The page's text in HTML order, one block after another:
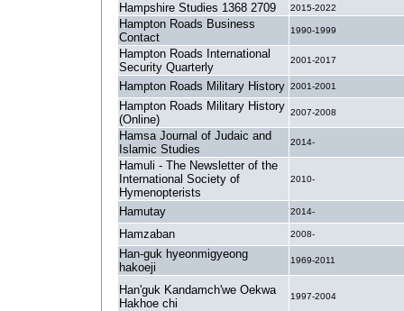
Hampshire Studies 1368 2709 2015-2022
Hampton Roads Business
Contact
1990-1999
Hampton Roads International
Security Quarterly
2001-2017
Hampton Roads Military History 2001-2001
Hampton Roads Military History
(Online)
2007-2008
Hamsa Journal of Judaic and
Islamic Studies
2014-
Hamuli - The Newsletter of the
International Society of
Hymenopterists
2010-
Hamutay 2014-
Hamzaban 2008-
Han-guk hyeonmigyeong
hakoeji
1969-2011
Han'guk Kandamch'we Oekwa
Hakhoe chi
1997-2004